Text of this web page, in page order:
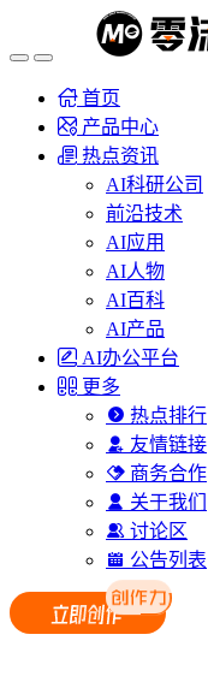
首页
产品中心
热点资讯
AI科研公司
前沿技术
AI应用
AI人物
AI百科
AI产品
AI办公平台
更多
热点排行
友情链接
商务合作
关于我们
讨论区
公告列表